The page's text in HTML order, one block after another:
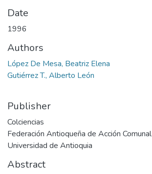
Date
1996
Authors
López De Mesa, Beatriz Elena
Gutiérrez T., Alberto León
Publisher
Colciencias
Federación Antioqueña de Acción Comunal
Universidad de Antioquia
Abstract